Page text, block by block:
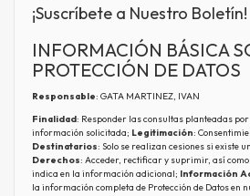
¡Suscríbete a Nuestro Boletín!
INFORMACIÓN BÁSICA
PROTECCIÓN DE DATOS
Responsable: GATA MARTINEZ, IVAN
Finalidad: Responder las consultas planteadas
información solicitada; Legitimación:
Destinatarios: Solo se realizan cesiones si existe
Derechos: Acceder, rectificar y suprimir, así como
indica en la información adicional; Información
la información completa de Protección de Datos en